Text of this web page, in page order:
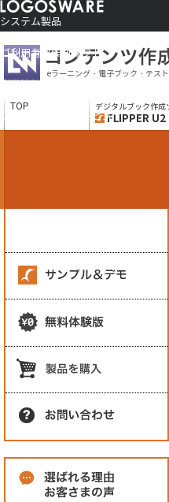
システム製品
コンテンツ作成ソフト
ソリューションサービス
ご利用者さま向け
eラーニング・電子ブック・テス
TOP デジタルブック作成
FLIPPER U2